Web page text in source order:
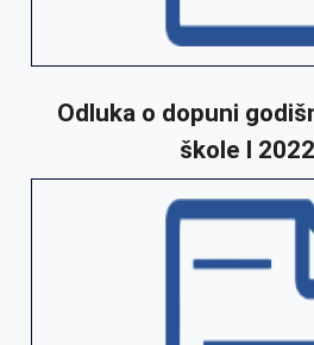
Odluka o dopuni
škole I